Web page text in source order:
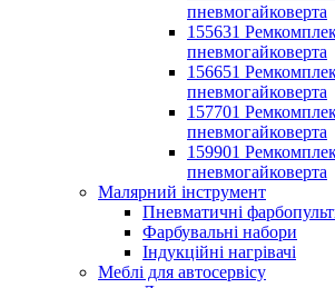
пневмогайковерта
155631
пневмогайковерта
156651
пневмогайковерта
157701
пневмогайковерта
159901
пневмогайковерта
Малярний інструмент
Пневматичні
Фарбувальні набори
Індукційні нагрівачі
Меблі для автосервісу